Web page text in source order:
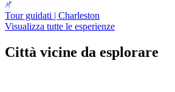
Tour guidati | Charleston
Visualizza tutte le esperienze
Città vicine da esplorare